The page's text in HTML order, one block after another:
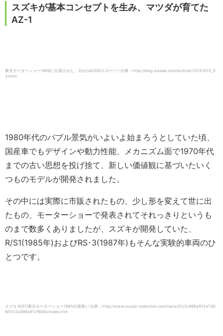
スズキが基本コンセプトを生み、マツダが育てた
AZ-1
東京モーターショー1989に出展された、3台のAZ550スポーツ / 出典：http://blog.mazda.com/archive/20151015_0
3.html
1980年代のバブル景気がいよいよ始まろうとしていた頃、
国産車でもデザインや動力性能、メカニズム面で1970年代
までの古い思想を投げ捨て、新しい価値観に基づいたいく
つものモデルが開発されました。
その中には実際に市販されたもの、少し形を変えて世に出
たもの、モーターショーで発表されてそれっきりというも
のまで数多くありましたが、スズキが開発していた、
R/S1(1985年)およびRS･3(1987年)もそんな実験的車両のひ
とつです。
スズキ R/S1(東京モーターショー1985出展車) / 出典：http://www.suzuki-collection.com/cara/01c2c496a912a7d0
9/01c2c496a912f600c/index.htm